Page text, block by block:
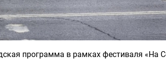
программа в рамках фестиваля «На